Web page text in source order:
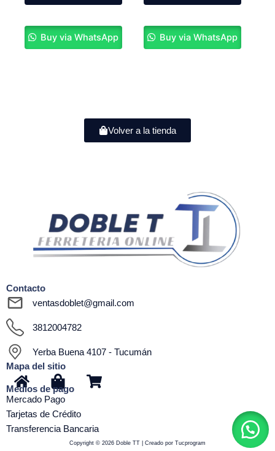
Buy via WhatsApp Buy via WhatsApp
Volver a la tienda
Contacto
ventasdoblet@gmail.com
3812004782
Yerba Buena 4107 - Tucumán
Mapa del sitio
H
o
m
e
S
h
o
p
S
h
p
p
Medios de pago
Mercado Pago
Tarjetas de Crédito
Transferencia Bancaria
Copyright © 2026 Doble TT | Creado por Tucprogram